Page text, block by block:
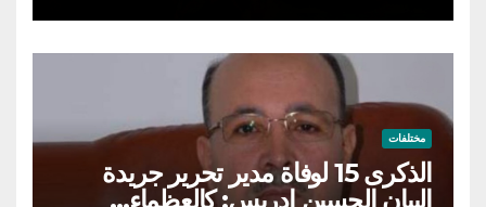
مختلفات
الذكرى 15 لوفاة مدير تحرير جريدة
البيان الحسين إدريس: كالعظماء…